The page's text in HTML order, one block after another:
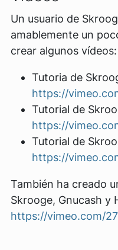
Un usuario de
amablemente un
crear algunos vídeos:
Tutoria de
https://
Tutorial de
https://
Tutorial de
https://
También ha creado
Skrooge, Gnucash y
https://vimeo.com/